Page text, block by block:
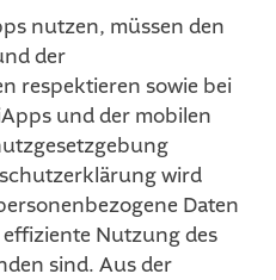
nutzen, müssen den
der
respektieren sowie bei
und der mobilen
wird
Daten
Nutzung des
sind. Aus der